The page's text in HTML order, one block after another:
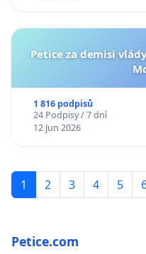
Petice za demisi
1 816 podpisů
24 Podpisy / 7 dní
12 Jun 2026
1 2 3 4 5
Petice.com